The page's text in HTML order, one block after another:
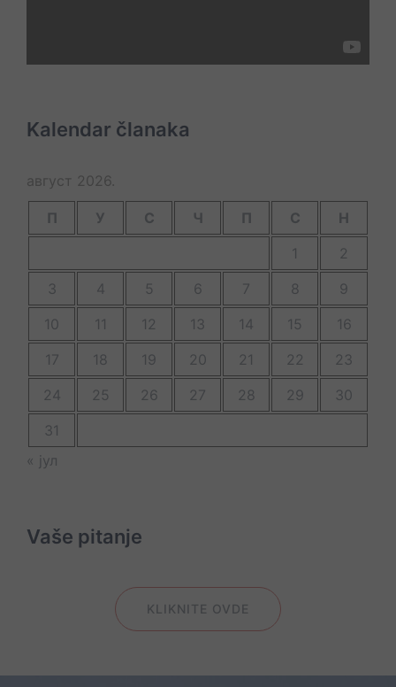
Kalendar članaka
август 2026.
П У С Ч П С
Н
1
2
3
4 5 6 7 8
9
10
11 12 13 14 15
16
17
18 19 20 21 22
23
24
25 26 27 28 29
30
31
« јул
Vaše pitanje
KLIKNITE OVDE